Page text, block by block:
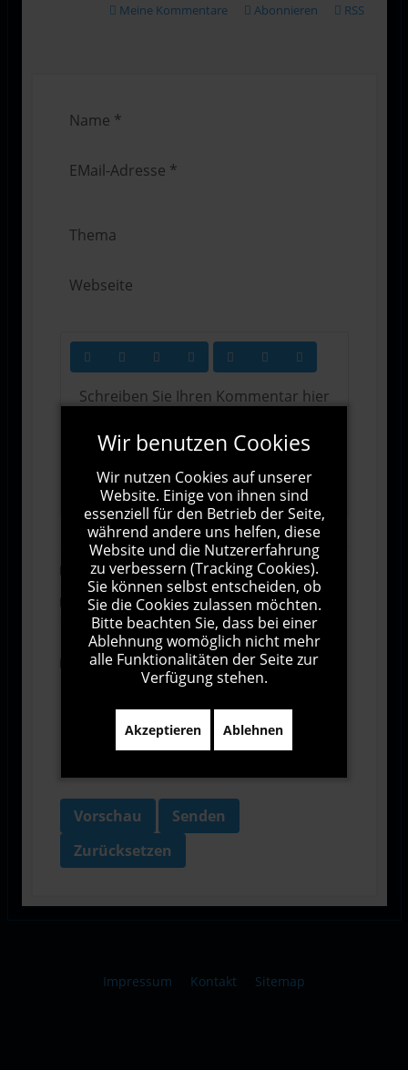
Meine Kommentare Abonnieren RSS
1000Zeichen übrig
Abonnieren
Ich stimme den Allgemeinen
Geschäftsbedingungen zu.
Ich bin damit einverstanden, dass diese Website
meine Daten über dieses Formular erhebt.
Vorschau
Senden
Zurücksetzen
Impressum Kontakt Sitemap
Wir benutzen Cookies
Wir nutzen Cookies auf unserer
Website. Einige von ihnen sind
essenziell für den Betrieb der Seite,
während andere uns helfen, diese
Website und die Nutzererfahrung
zu verbessern (Tracking Cookies).
Sie können selbst entscheiden, ob
Sie die Cookies zulassen möchten.
Bitte beachten Sie, dass bei einer
Ablehnung womöglich nicht mehr
alle Funktionalitäten der Seite zur
Verfügung stehen.
Akzeptieren Ablehnen